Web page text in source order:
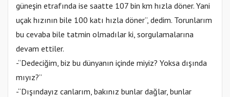
güneşin etrafında ise saatte 107 bin km hızla döner. Yani
uçak hızının bile 100 katı hızla döner”, dedim. Torunlarım
bu cevaba bile tatmin olmadılar ki, sorgulamalarına
devam ettiler.
-“Dedeciğim, biz bu dünyanın içinde miyiz? Yoksa dışında
mıyız?”
-“Dışındayız canlarım, bakınız bunlar dağlar, bunlar